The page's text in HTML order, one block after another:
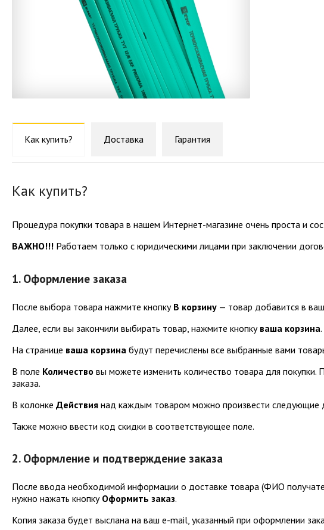
Как купить? Доставка Гарантия
Как купить?
Процедура покупки товара в нашем Интернет-магазине очень проста и
ВАЖНО!!! Работаем только с юридическими лицами при заключении
1. Оформление заказа
После выбора товара нажмите кнопку В корзину — товар добавится в
Далее, если вы закончили выбирать товар, нажмите кнопку ваша корзина.
На странице ваша корзина будут перечислены все выбранные вами
В поле Количество вы можете изменить количество товара для
заказа.
В колонке Действия над каждым товаром можно произвести следующие
Также можно ввести код скидки в соответствующее поле.
2. Оформление и подтверждение заказа
После ввода необходимой информации о доставке товара (ФИО
нужно нажать кнопку Оформить заказ.
Копия заказа будет выслана на ваш e-mail, указанный при оформлении